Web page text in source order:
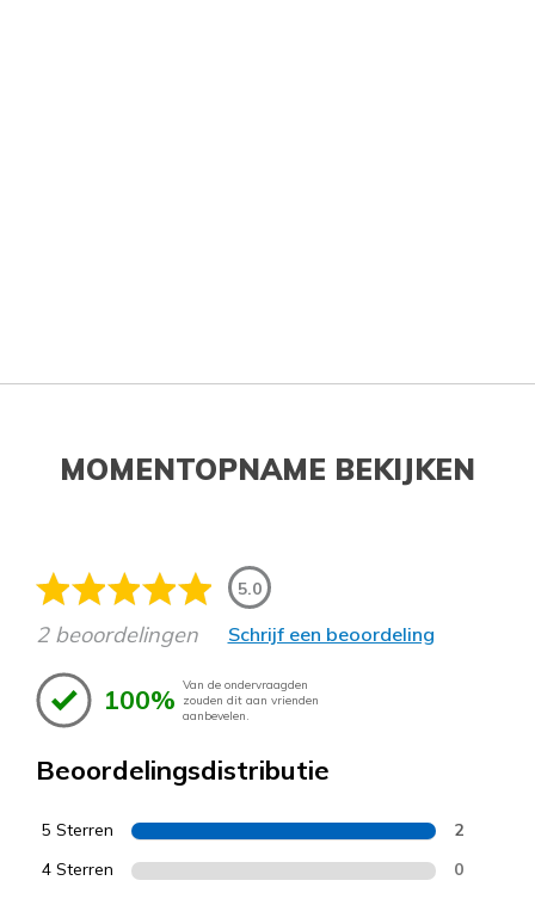
MOMENTOPNAME BEKIJKEN
5.0
2 beoordelingen Schrijf een beoordeling
100% Van de ondervraagden
zouden dit aan vrienden
aanbevelen.
Beoordelingsdistributie
5 Sterren 2
4 Sterren 0